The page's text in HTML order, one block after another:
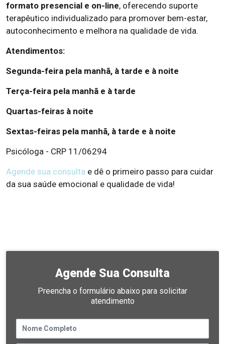
formato presencial e on-line, oferecendo suporte
terapêutico individualizado para promover bem-estar,
autoconhecimento e melhora na qualidade de vida.
Atendimentos:
Segunda-feira pela manhã, à tarde e à noite
Terça-feira pela manhã e à tarde
Quartas-feiras à noite
Sextas-feiras pela manhã, à tarde e à noite
Psicóloga - CRP 11/06294
Agende sua consulta e dê o primeiro passo para cuidar
da sua saúde emocional e qualidade de vida!
Agende Sua Consulta
Preencha o formulário abaixo para solicitar
atendimento